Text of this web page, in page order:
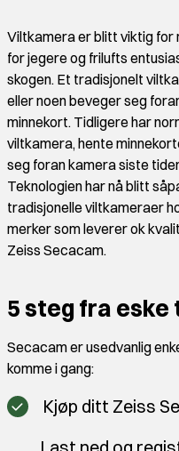
Viltkamera er blitt viktig for
for jegere og frilufts
skogen. Et tradisjonelt
eller noen beveger seg
minnekort. Tidligere har
viltkamera, hente
seg foran kamera siste
Teknologien har nå blitt
tradisjonelle viltkameraer
merker som leverer ok
Zeiss Secacam.
5 steg fra eske
Secacam er usedvanlig
komme i gang:
Kjøp ditt Zeiss